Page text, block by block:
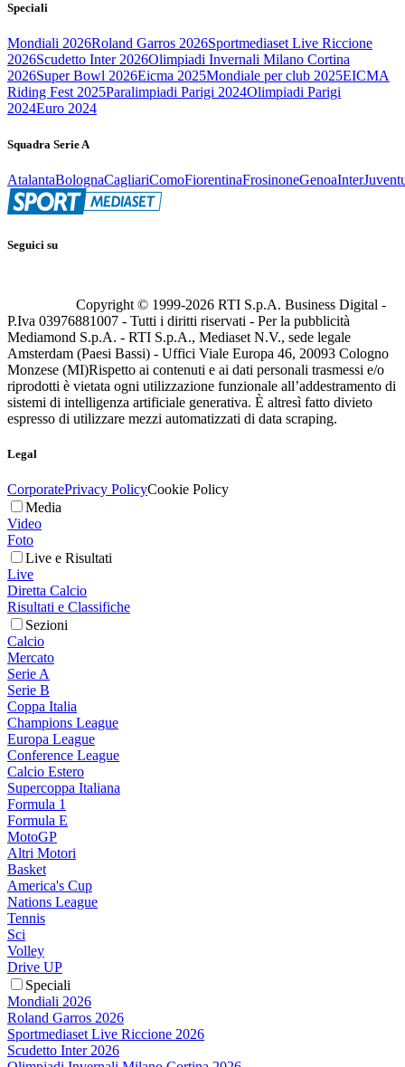
Speciali
Mondiali 2026Roland Garros 2026Sportmediaset Live Riccione
2026Scudetto Inter 2026Olimpiadi Invernali Milano Cortina
2026Super Bowl 2026Eicma 2025Mondiale per club 2025EICMA
Riding Fest 2025Paralimpiadi Parigi 2024Olimpiadi Parigi
2024Euro 2024
Squadra Serie A
AtalantaBolognaCagliariComoFiorentinaFrosinoneGenoaInter
Seguici su
Copyright © 1999-2026 RTI S.p.A. Business Digital -
P.Iva 03976881007 - Tutti i diritti riservati - Per la pubblicità
Mediamond S.p.A. - RTI S.p.A., Mediaset N.V., sede legale
Amsterdam (Paesi Bassi) - Uffici Viale Europa 46, 20093 Cologno
Monzese (MI)Rispetto ai contenuti e ai dati personali trasmessi e/o
riprodotti è vietata ogni utilizzazione funzionale all’addestramento di
sistemi di intelligenza artificiale generativa. È altresì fatto divieto
espresso di utilizzare mezzi automatizzati di data scraping.
Legal
CorporatePrivacy PolicyCookie Policy
Media
Video
Foto
Live e Risultati
Live
Diretta Calcio
Risultati e Classifiche
Sezioni
Calcio
Mercato
Serie A
Serie B
Coppa Italia
Champions League
Europa League
Conference League
Calcio Estero
Supercoppa Italiana
Formula 1
Formula E
MotoGP
Altri Motori
Basket
America's Cup
Nations League
Tennis
Sci
Volley
Drive UP
Speciali
Mondiali 2026
Roland Garros 2026
Sportmediaset Live Riccione 2026
Scudetto Inter 2026